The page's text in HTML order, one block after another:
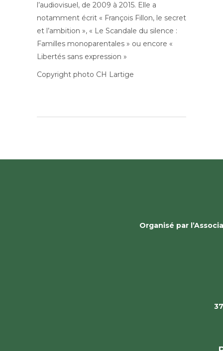
l’audiovisuel, de 2009 à 2015. Elle a
notamment écrit « François Fillon, le secret
et l’ambition », « Le Scandale du silence :
Familles monoparentales » ou encore «
Libertés sans expression »
Copyright photo CH Lartige
Organisé par